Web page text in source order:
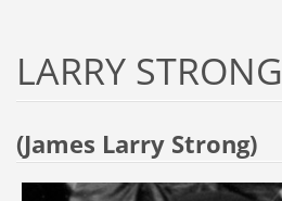
LARRY STRONG
(James Larry Strong)